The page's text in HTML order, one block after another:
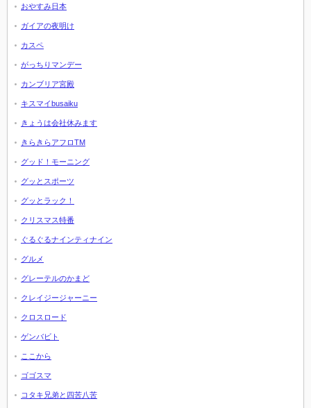
おやすみ日本
ガイアの夜明け
カスペ
がっちりマンデー
カンブリア宮殿
キスマイbusaiku
きょうは会社休みます
きらきらアフロTM
グッド！モーニング
グッとスポーツ
グッとラック！
クリスマス特番
ぐるぐるナインティナイン
グルメ
グレーテルのかまど
クレイジージャーニー
クロスロード
ゲンバビト
ここから
ゴゴスマ
コタキ兄弟と四苦八苦